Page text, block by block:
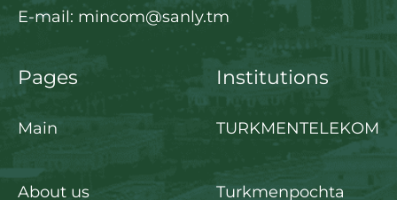
E-mail: mincom@sanly.tm
Pages
Main
About us
Institutions
TURKMENTELEKOM
Turkmenpochta